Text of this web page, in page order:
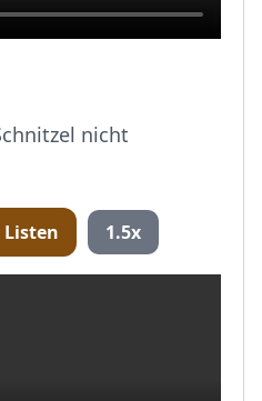
nicht
Listen 1.5x